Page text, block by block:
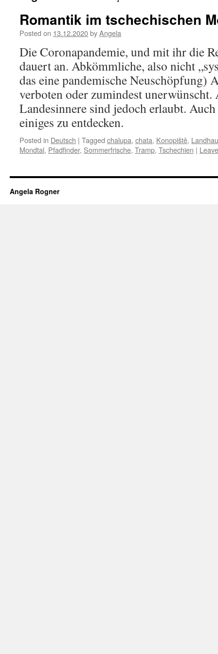
Romantik im tschechischen
Posted on 13.12.2020byAngela
Die Coronapandemie, und mit ihr die
dauert an. Abkömmliche, also nicht
das eine pandemische Neuschöpfung)
verboten oder zumindest unerwünscht.
Landesinnere sind jedoch erlaubt.
einiges zu entdecken.
Posted in Deutsch | Tagged chalupa, chata, Konopiště,
Mondtal, Pfadfinder, Sommerfrische, Tramp, Tschechien |
Angela Rogner